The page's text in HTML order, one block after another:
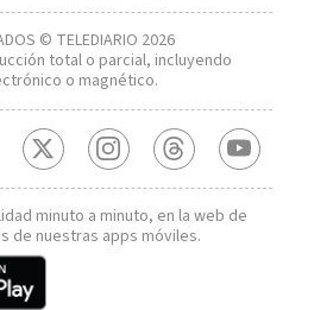
© TELEDIARIO 2026
total o parcial, incluyendo
o magnético.
minuto a minuto, en la web de
de nuestras apps móviles.